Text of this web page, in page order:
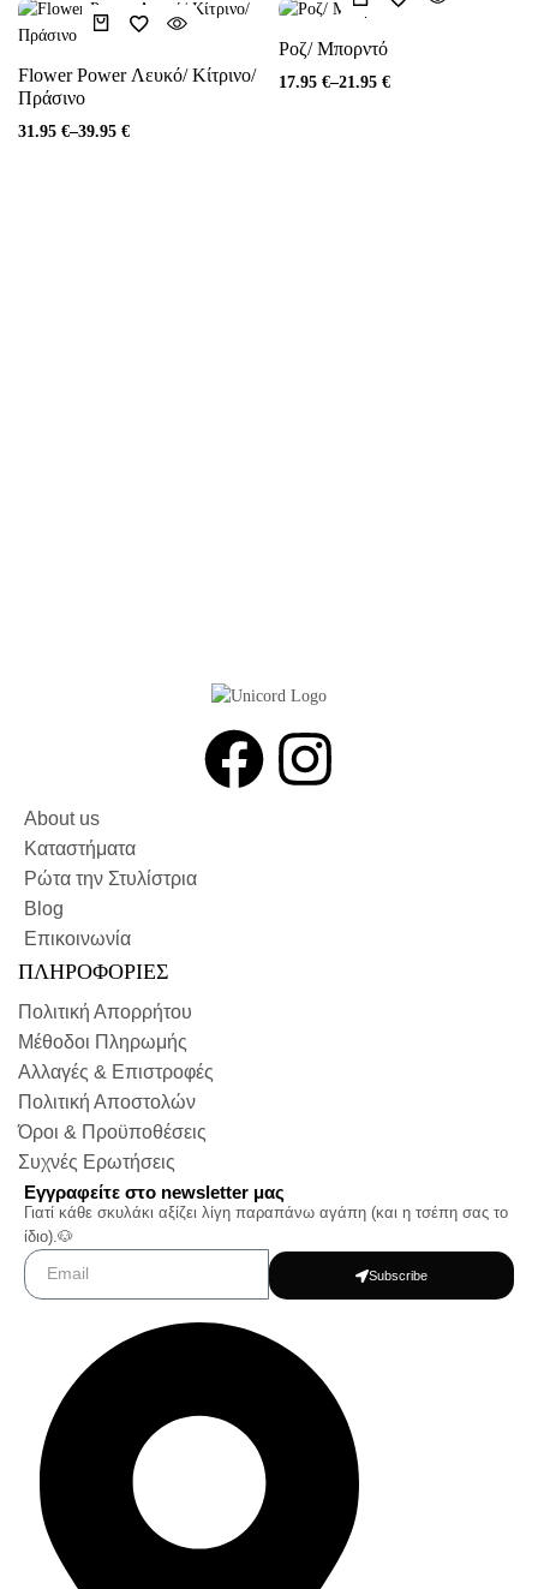
Flower Power Λευκό/ Κίτρινο/
Πράσινο
31.95 €–39.95 €
Ροζ/ Μπορντό
17.95 €–21.95 €
About us
Καταστήματα
Ρώτα την Στυλίστρια
Blog
Επικοινωνία
ΠΛΗΡΟΦΟΡΙΕΣ
Πολιτική Απορρήτου
Μέθοδοι Πληρωμής
Αλλαγές & Επιστροφές
Πολιτική Αποστολών
Όροι & Προϋποθέσεις
Συχνές Ερωτήσεις
Εγγραφείτε στο newsletter μας
Γιατί κάθε σκυλάκι αξίζει λίγη παραπάνω αγάπη (και η τσέπη σας το
ίδιο).🐶
Subscribe